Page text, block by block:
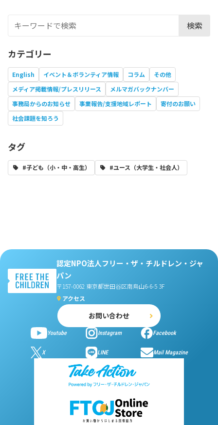
検索
カテゴリー
English イベント＆ボランティア情報 コラム
その他
メディア掲載情報/プレスリリース
メルマガバックナンバー
事務局からのお知らせ
事業報告/支援地域レポート
寄付のお願い
社会課題を知ろう
タグ
#子ども（小・中・高生） #ユース（大学生・社会人）
認定NPO法人フリー・ザ・チルドレン・ジャ
パン
〒157-0062 東京都世田谷区南烏山6-6-5 3F
アクセス
お問い合わせ
Youtube Instagram Facebook
X LINE Mail Magazine